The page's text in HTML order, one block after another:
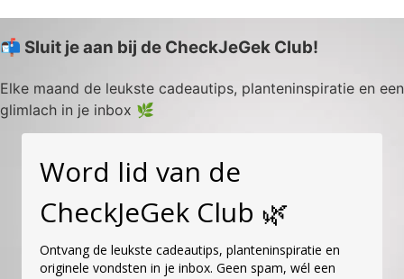
📬 Sluit je aan bij de CheckJeGek Club!
Elke maand de leukste cadeautips, planteninspiratie en een
glimlach in je inbox 🌿
Word lid van de
CheckJeGek Club 🌿
Ontvang de leukste cadeautips, planteninspiratie en
originele vondsten in je inbox. Geen spam, wél een